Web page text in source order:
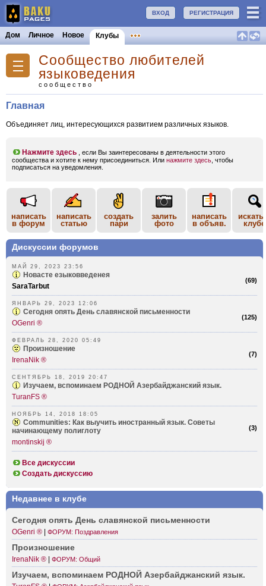
РЕГИСТРАЦИЯ
ВХОД
Дом Личное Новое Клубы
Сообщество любителей
языковедения
сообщество
Главная
Объединяет лиц, интересующихся развитием различных языков.
Нажмите здесь , если Вы заинтересованы в деятельности этого
сообщества и хотите к нему присоединиться. Или нажмите здесь , чтобы
подписаться на уведомления.
написать
в форум
написать
статью
создать
пари
залить
фото
написать
в объяв.
искать
клубе
Дискуссии форумов
МАЙ 29, 2023 23:56
(69)
Новасте езыковведенея
SaraTarbut
ЯНВАРЬ 29, 2023 12:06
(125)
Сегодня опять День славянской письменности
OGenri ®
ФЕВРАЛЬ 28, 2020 05:49
(7)
Произношение
IrenaNik ®
СЕНТЯБРЬ 18, 2019 20:47
Изучаем, вспоминаем РОДНОЙ Азербай­джанский язык.
TuranFS ®
НОЯБРЬ 14, 2018 18:05
(3)
Communities: Как выучить иностранный язык. Советы
начинающему полиглоту
montinskij ®
Все дискуссии
Создать дискуссию
Недавнее в клубе
Сегодня опять День славя­нской письм­енности
OGenri ® ФОРУМ: Поздравления
Произ­ношение
IrenaNik ® ФОРУМ: Общий
Изучаем, вспом­инаем РОДНОЙ Азерб­ай­джанский язык.